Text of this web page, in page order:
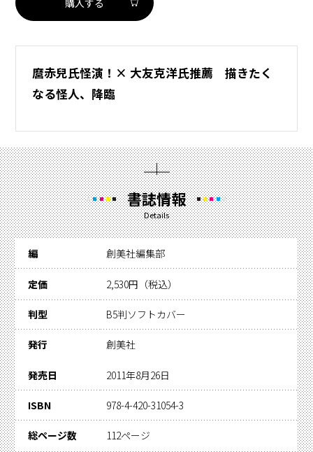
麿赤兒氏怪演！× 大友克洋氏推薦 描きたく
なる怪人、降臨
書誌情報
Details
編 創美社編集部
定価 2,530円（税込）
判型 B5判ソフトカバー
発行 創美社
発売日 2011年8月26日
ISBN 978-4-420-31054-3
総ページ数 112ページ